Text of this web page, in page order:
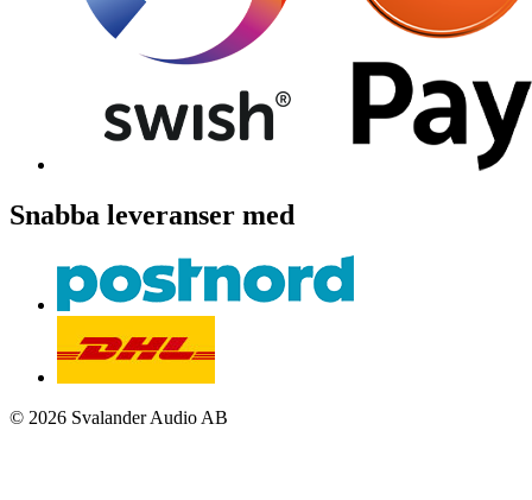
Snabba leveranser med
© 2026 Svalander Audio AB